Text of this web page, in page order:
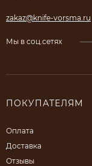
zakaz@knife-vorsma.ru
Мы в соц.сетях
ПОКУПАТЕЛЯМ
Оплата
Доставка
Отзывы